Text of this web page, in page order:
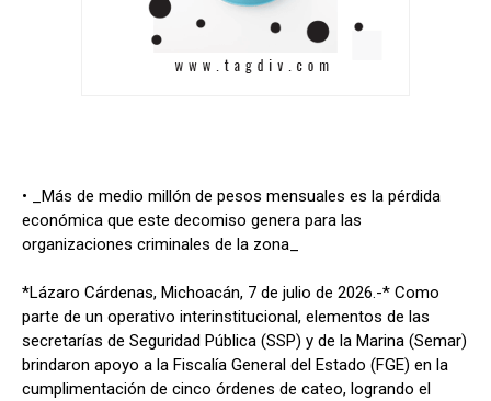
• _Más de medio millón de pesos mensuales es la pérdida
económica que este decomiso genera para las
organizaciones criminales de la zona_
*Lázaro Cárdenas, Michoacán, 7 de julio de 2026.-* Como
parte de un operativo interinstitucional, elementos de las
secretarías de Seguridad Pública (SSP) y de la Marina (Semar)
brindaron apoyo a la Fiscalía General del Estado (FGE) en la
cumplimentación de cinco órdenes de cateo, logrando el